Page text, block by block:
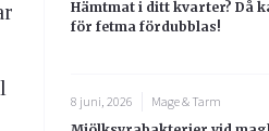
Hämtmat i ditt kvarter? Då
för fetma fördubblas!
8 juni, 2026
Mage & Tarm